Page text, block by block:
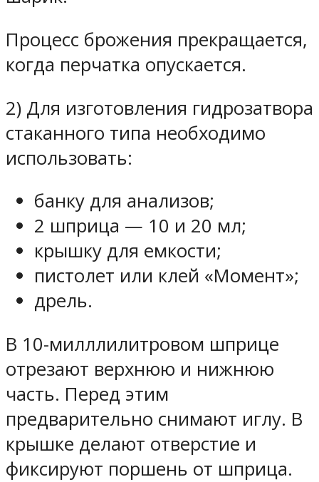
Процесс брожения прекращается,
когда перчатка опускается.
2) Для изготовления гидрозатвора
стаканного типа необходимо
использовать:
банку для анализов;
2 шприца — 10 и 20 мл;
крышку для емкости;
пистолет или клей «Момент»;
дрель.
В 10-милллилитровом шприце
отрезают верхнюю и нижнюю
часть. Перед этим
предварительно снимают иглу. В
крышке делают отверстие и
фиксируют поршень от шприца.